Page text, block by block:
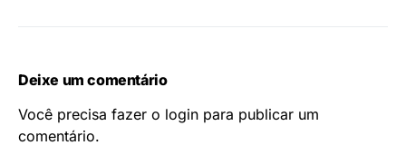
Deixe um comentário
Você precisa fazer o login para publicar um
comentário.